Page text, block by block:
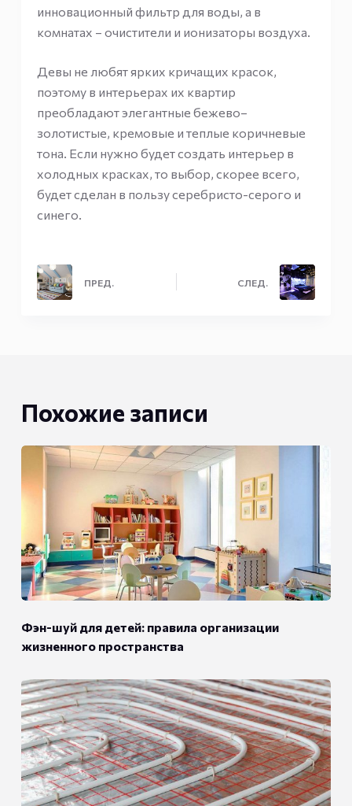
инновационный фильтр для воды, а в
комнатах – очистители и ионизаторы воздуха.
Девы не любят ярких кричащих красок,
поэтому в интерьерах их квартир
преобладают элегантные бежево–
золотистые, кремовые и теплые коричневые
тона. Если нужно будет создать интерьер в
холодных красках, то выбор, скорее всего,
будет сделан в пользу серебристо-серого и
синего.
ПРЕД. СЛЕД.
Похожие записи
Фэн-шуй для детей: правила организации
жизненного пространства